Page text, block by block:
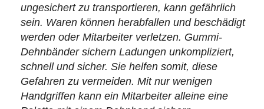
ungesichert zu transportieren, kann gefährlich
sein. Waren können herabfallen und beschädigt
werden oder Mitarbeiter verletzen. Gummi-
Dehnbänder sichern Ladungen unkompliziert,
schnell und sicher. Sie helfen somit, diese
Gefahren zu vermeiden. Mit nur wenigen
Handgriffen kann ein Mitarbeiter alleine eine